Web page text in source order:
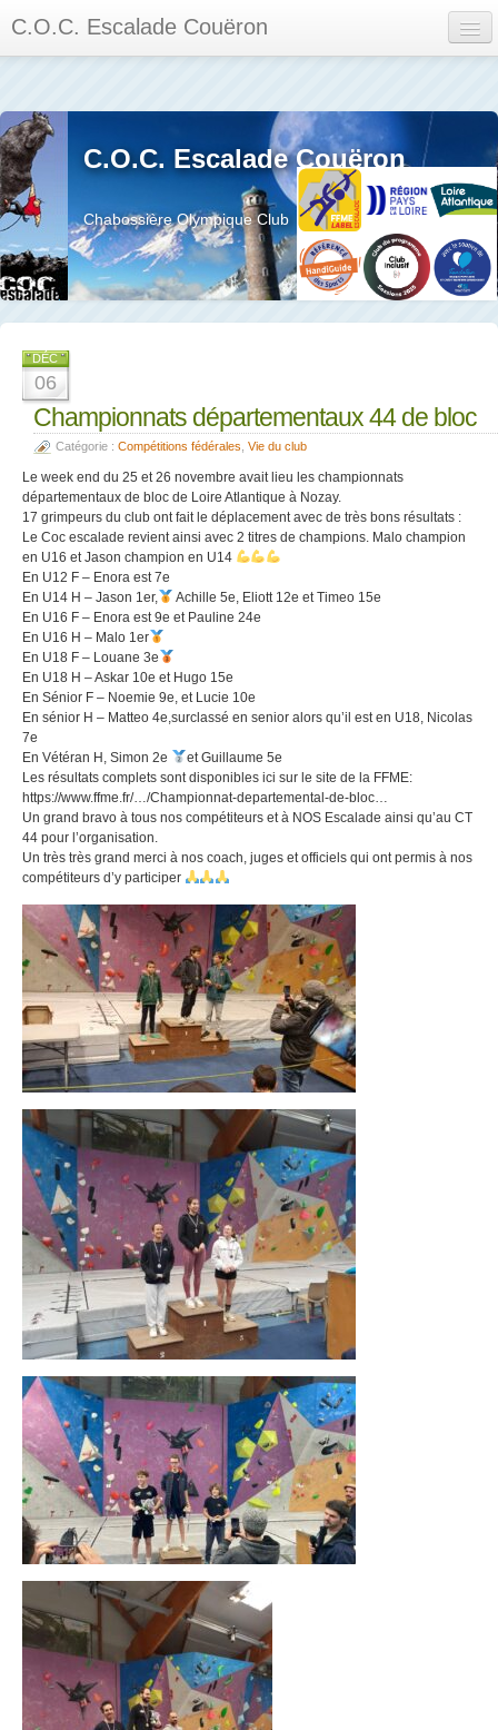
C.O.C. Escalade Couëron
Calendrier des événements et des compétitions
Les membres
Les séances
Privée
La salle et le mur
C.O.C. Escalade Couëron
Chabossière Olympique Club
DÉC
06
Championnats départementaux 44 de bloc
Catégorie : Compétitions fédérales Vie du club
Le week end du 25 et 26 novembre avait lieu les championnats
départementaux de bloc de Loire Atlantique à Nozay.
17 grimpeurs du club ont fait le déplacement avec de très bons résultats :
Le Coc escalade revient ainsi avec 2 titres de champions. Malo champion
en U16 et Jason champion en U14
En U12 F – Enora est 7e
En U14 H – Jason 1er,
Achille 5e, Eliott 12e et Timeo 15e
En U16 F – Enora est 9e et Pauline 24e
En U16 H – Malo 1er
En U18 F – Louane 3e
En U18 H – Askar 10e et Hugo 15e
En Sénior F – Noemie 9e, et Lucie 10e
En sénior H – Matteo 4e,surclassé en senior alors qu’il est en U18, Nicolas
7e
En Vétéran H, Simon 2e
et Guillaume 5e
Les résultats complets sont disponibles ici sur le site de la FFME:
https://www.ffme.fr/…/Championnat-departemental-de-bloc…
Un grand bravo à tous nos compétiteurs et à NOS Escalade ainsi qu’au CT
44 pour l’organisation.
Un très très grand merci à nos coach, juges et officiels qui ont permis à nos
compétiteurs d’y participer